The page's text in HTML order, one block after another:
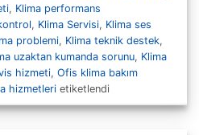
, Klima performans
, Klima Servisi, Klima ses
problemi, Klima teknik destek,
uzaktan kumanda sorunu, Klima
hizmeti,Ofis klima bakım
hizmetleri etiketlendi